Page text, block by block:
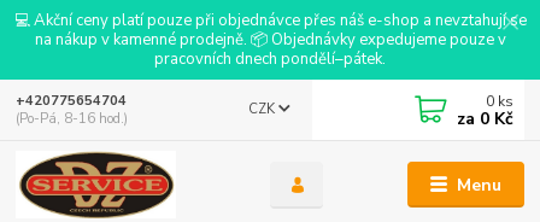
💻 Akční ceny platí pouze při objednávce přes náš e-shop a nevztahují se
na nákup v kamenné prodejně. 📦 Objednávky expedujeme pouze v
pracovních dnech pondělí–pátek.
Menu
CZK
+420775654704
(Po-Pá, 8-16 hod.)
0 ks
za 0 Kč